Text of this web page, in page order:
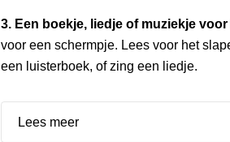
3. Een boekje, liedje of muziekje
voor een schermpje. Lees voor het
een luisterboek, of zing een liedje.
Lees meer